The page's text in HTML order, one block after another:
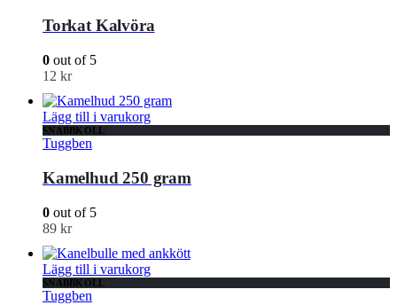
Torkat Kalvöra
0 out of 5
12 kr
Lägg till i varukorg
SNABBKOLL
Tuggben
Kamelhud 250 gram
0 out of 5
89 kr
Lägg till i varukorg
SNABBKOLL
Tuggben